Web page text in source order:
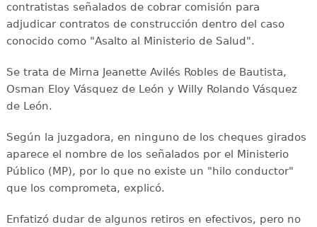
contratistas señalados de cobrar comisión para
adjudicar contratos de construcción dentro del caso
conocido como "Asalto al Ministerio de Salud".
Se trata de Mirna Jeanette Avilés Robles de Bautista,
Osman Eloy Vásquez de León y Willy Rolando Vásquez
de León.
Según la juzgadora, en ninguno de los cheques girados
aparece el nombre de los señalados por el Ministerio
Público (MP), por lo que no existe un "hilo conductor"
que los comprometa, explicó.
Enfatizó dudar de algunos retiros en efectivos, pero no